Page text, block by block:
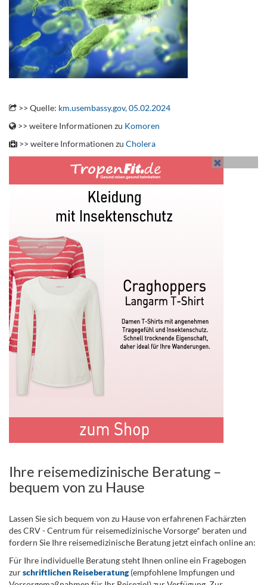
>> Quelle: km.usembassy.gov, 05.02.2024
>> weitere Informationen zu Komoren
>> weitere Informationen zu Cholera
Ihre reisemedizinische Beratung –
bequem von zu Hause
Lassen Sie sich bequem von zu Hause von erfahrenen Fachärzten
des CRV - Centrum für reisemedizinische Vorsorge* beraten und
fordern Sie Ihre reisemedizinische Beratung jetzt einfach online an:
Für Ihre individuelle Beratung steht Ihnen online ein Fragebogen
zurschriftlichen Reiseberatung(empfohlene Impfungen und